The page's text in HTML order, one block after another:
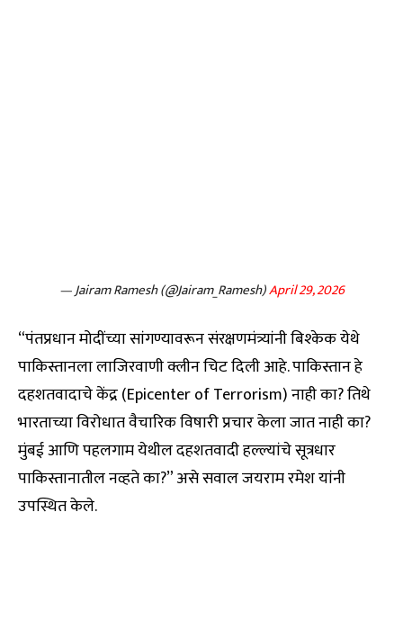
— Jairam Ramesh (@Jairam_Ramesh)April 29, 2026
“पंतप्रधान मोदींच्या सांगण्यावरून संरक्षणमंत्र्यांनी बिश्केक येथे
पाकिस्तानला लाजिरवाणी क्लीन चिट दिली आहे. पाकिस्तान हे
दहशतवादाचे केंद्र (Epicenter of Terrorism) नाही का? तिथे
भारताच्या विरोधात वैचारिक विषारी प्रचार केला जात नाही का?
मुंबई आणि पहलगाम येथील दहशतवादी हल्ल्यांचे सूत्रधार
पाकिस्तानातील नव्हते का?” असे सवाल जयराम रमेश यांनी
उपस्थित केले.